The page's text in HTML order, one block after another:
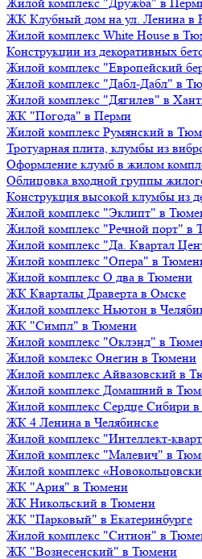
ЖК Клубный дом на ул. Ленина в
Жилой комплекс White House в
Конструкции из декоративных
Жилой комплекс "Европейский
Жилой комплекс "Дабл-Дабл" в
Жилой комплекс "Дягилев" в
ЖК "Погода" в Перми
Жилой комплекс Румянский в
Тротуарная плита, клумбы из
Оформление клумб в жилом
Облицовка входной группы
Конструкция высокой клумбы из
Жилой комплекс "Эклипт" в
Жилой комплекс "Речной порт" в
Жилой комплекс "Да. Квартал
Жилой комплекс "Опера" в
Жилой комплекс О два в Тюмени
ЖК Кварталы Драверта в Омске
Жилой комплекс Ньютон в
ЖК "Симпл" в Тюмени
Жилой комплекс "Оклэнд" в
Жилой комлекс Онегин в Тюмени
Жилой комплекс Айвазовский в
Жилой комплекс Домашний в
Жилой комплекс Сердце Сибири
ЖК 4 Ленина в Челябинске
Жилой комплекс "Интеллект-
Жилой комплекс "Малевич" в
Жилой комплекс
ЖК "Ария" в Тюмени
ЖК Никольский в Тюмени
ЖК "Парковый" в Екатеринбурге
Жилой комплекс "Ситион" в
ЖК "Вознесенский" в Тюмени